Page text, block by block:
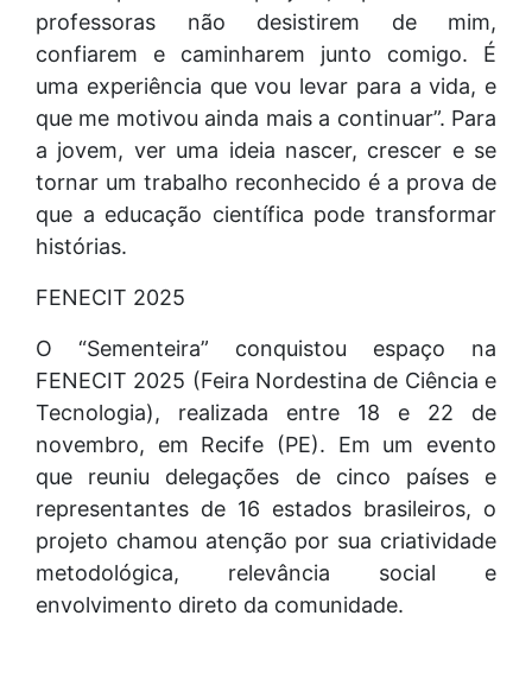
professoras não desistirem de mim,
confiarem e caminharem junto comigo. É
uma experiência que vou levar para a vida, e
que me motivou ainda mais a continuar”. Para
a jovem, ver uma ideia nascer, crescer e se
tornar um trabalho reconhecido é a prova de
que a educação científica pode transformar
histórias.
FENECIT 2025
O “Sementeira” conquistou espaço na
FENECIT 2025 (Feira Nordestina de Ciência e
Tecnologia), realizada entre 18 e 22 de
novembro, em Recife (PE). Em um evento
que reuniu delegações de cinco países e
representantes de 16 estados brasileiros, o
projeto chamou atenção por sua criatividade
metodológica, relevância social e
envolvimento direto da comunidade.